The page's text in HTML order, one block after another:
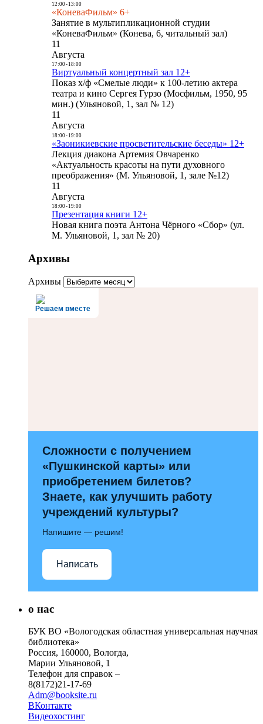
12:00- 13:00
«КоневаФильм» 6+
Занятие в мультипликационной студии
«КоневаФильм» (Конева, 6, читальный зал)
11
Августа
17:00- 18:00
Виртуальный концертный зал 12+
Показ х/ф «Смелые люди» к 100-летию актера
театра и кино Сергея Гурзо (Мосфильм, 1950, 95
мин.) (Ульяновой, 1, зал № 12)
11
Августа
18:00- 19:00
«Заоникиевские просветительские беседы» 12+
Лекция диакона Артемия Овчаренко
«Актуальность красоты на пути духовного
преображения» (М. Ульяновой, 1, зале №12)
11
Августа
18:00- 19:00
Презентация книги 12+
Новая книга поэта Антона Чёрного «Сбор» (ул.
М. Ульяновой, 1, зал № 20)
Архивы
Архивы
Решаем вместе
Сложности с получением
«Пушкинской карты» или
приобретением билетов?
Знаете, как улучшить работу
учреждений культуры?
Напишите — решим!
Написать
о нас
БУК ВО «Вологодская областная универсальная научная
библиотека»
Россия, 160000, Вологда,
Марии Ульяновой, 1
Телефон для справок –
8(8172)21-17-69
Adm@booksite.ru
ВКонтакте
Видеохостинг